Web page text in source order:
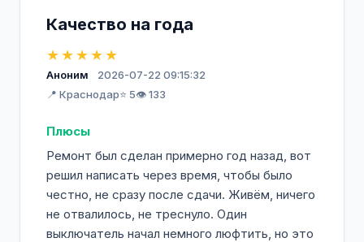
Качество на года
★★★★★
Аноним
2026-07-22 09:15:32
📍 Краснодар⭐ 5👁️ 133
Плюсы
Ремонт был сделан примерно год назад, вот
решил написать через время, чтобы было
честно, не сразу после сдачи. Живём, ничего
не отвалилось, не треснуло. Один
выключатель начал немного люфтить, но это